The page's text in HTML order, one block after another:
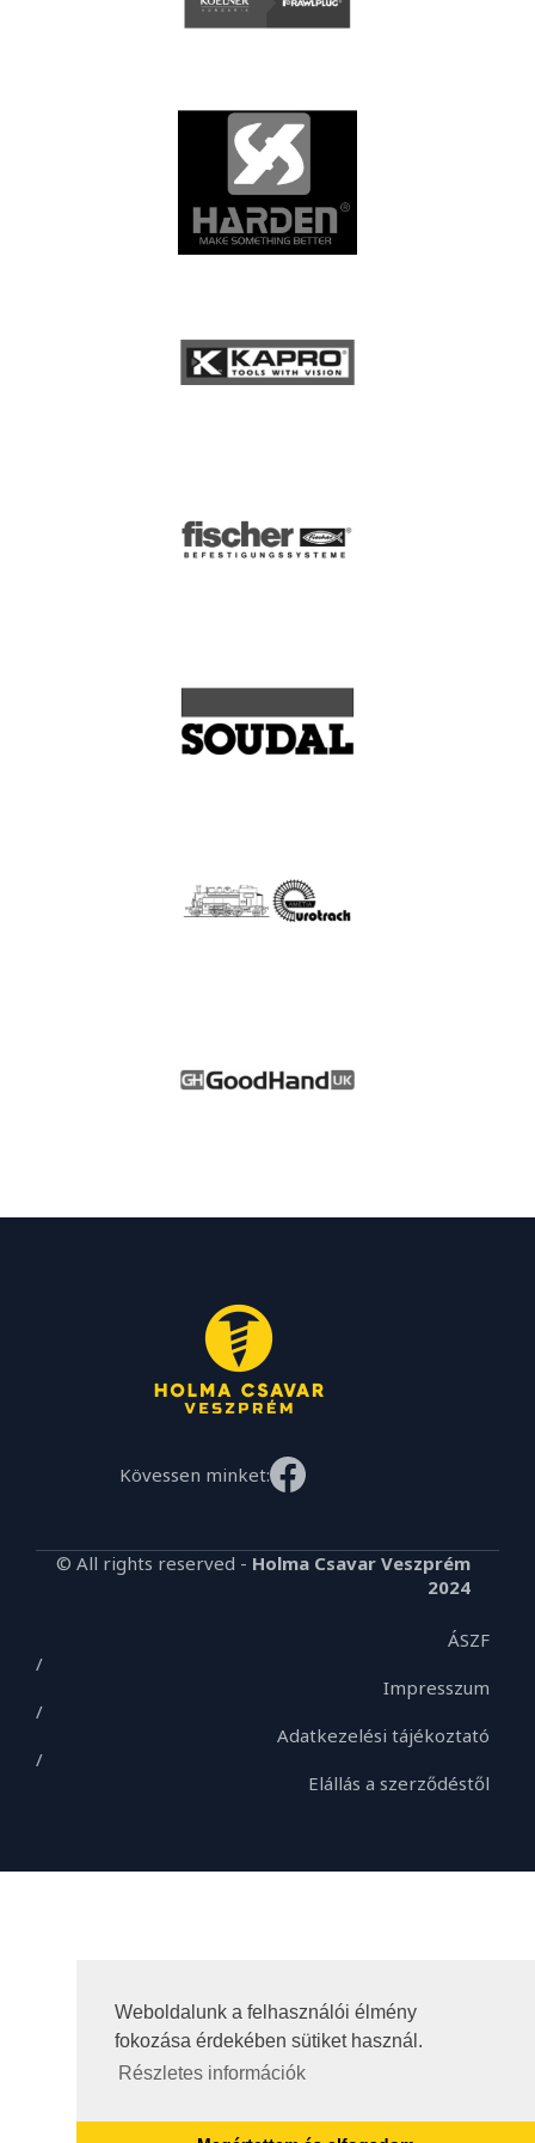
Weboldalunk a felhasználói élmény
fokozása érdekében sütiket használ.
Részletes információk
Kövessen minket:
© All rights reserved - Holma Csavar Veszprém
2024
ÁSZF
/
Impresszum
/
Adatkezelési tájékoztató
/
Elállás a szerződéstől